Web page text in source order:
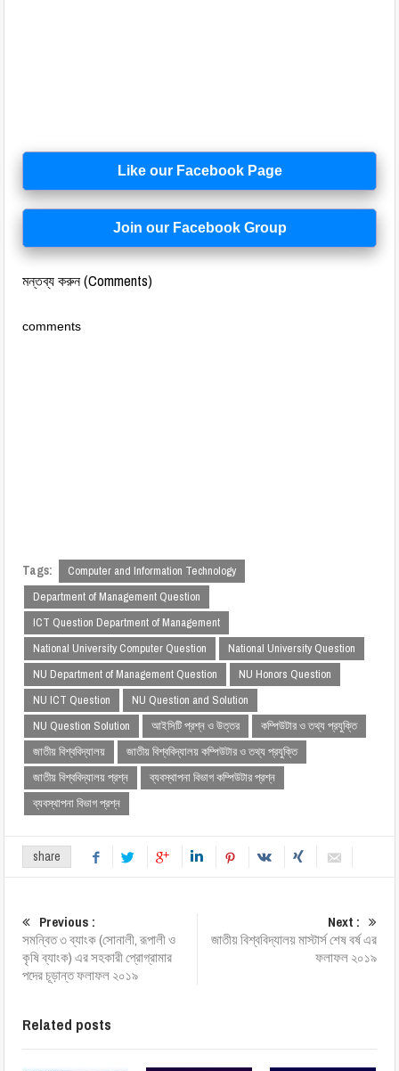
Like our Facebook Page
Join our Facebook Group
মন্তব্য করুন (Comments)
comments
Tags:
Computer and Information Technology
Department of Management Question
ICT Question Department of Management
National University Computer Question
National University Question
NU Department of Management Question
NU Honors Question
NU ICT Question
NU Question and Solution
NU Question Solution
আইসিটি প্রশ্ন ও উত্তর
কম্পিউটার ও তথ্য প্রযুক্তি
জাতীয় বিশ্ববিদ্যালয়
জাতীয় বিশ্ববিদ্যালয় কম্পিউটার ও তথ্য প্রযুক্তি
জাতীয় বিশ্ববিদ্যালয় প্রশ্ন
ব্যবস্থাপনা বিভাগ কম্পিউটার প্রশ্ন
ব্যবস্থাপনা বিভাগ প্রশ্ন
share
Previous :
সমন্বিত ৩ ব্যাংক (সোনালী, রূপালী ও
কৃষি ব্যাংক) এর সহকারী প্রোগ্রামার
পদের চূড়ান্ত ফলাফল ২০১৯
Next :
জাতীয় বিশ্ববিদ্যালয় মাস্টার্স শেষ বর্ষ এর
ফলাফল ২০১৯
Related posts